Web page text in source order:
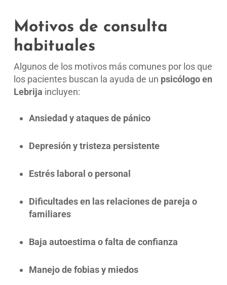
Motivos de consulta
habituales
Algunos de los motivos más comunes por los que
los pacientes buscan la ayuda de un psicólogo en
Lebrija incluyen:
Ansiedad y ataques de pánico
Depresión y tristeza persistente
Estrés laboral o personal
Dificultades en las relaciones de pareja o
familiares
Baja autoestima o falta de confianza
Manejo de fobias y miedos